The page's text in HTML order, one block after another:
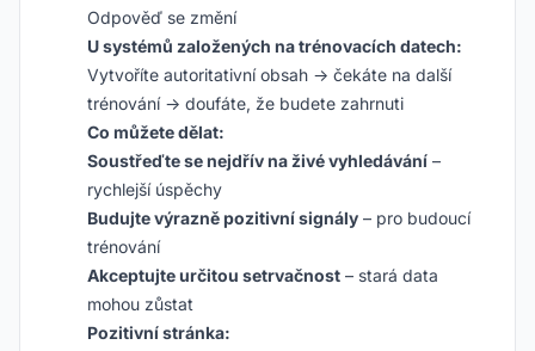
Odpověď se změní
U systémů založených na trénovacích datech:
Vytvoříte autoritativní obsah → čekáte na další
trénování → doufáte, že budete zahrnuti
Co můžete dělat:
Soustřeďte se nejdřív na živé vyhledávání –
rychlejší úspěchy
Budujte výrazně pozitivní signály – pro budoucí
trénování
Akceptujte určitou setrvačnost – stará data
mohou zůstat
Pozitivní stránka: